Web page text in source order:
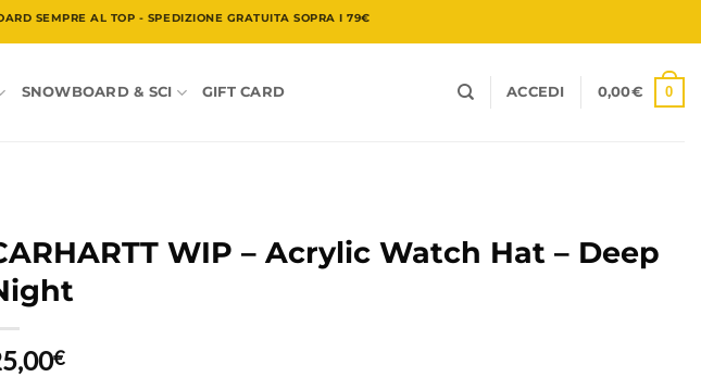
SEMPRE AL TOP - SPEDIZIONE GRATUITA SOPRA I 79€
SNOWBOARD & SCI GIFT CARD ACCEDI 0,00€ 0
WIP – Acrylic Watch Hat – Deep
€